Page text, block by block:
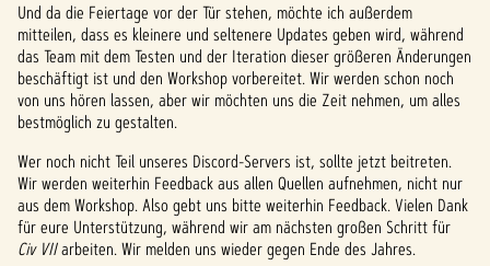
Und da die Feiertage vor der Tür stehen, möchte ich außerdem
mitteilen, dass es kleinere und seltenere Updates geben wird, während
das Team mit dem Testen und der Iteration dieser größeren Änderungen
beschäftigt ist und den Workshop vorbereitet. Wir werden schon noch
von uns hören lassen, aber wir möchten uns die Zeit nehmen, um alles
bestmöglich zu gestalten.
Wer noch nicht Teil unseres Discord-Servers ist, sollte jetzt beitreten.
Wir werden weiterhin Feedback aus allen Quellen aufnehmen, nicht nur
aus dem Workshop. Also gebt uns bitte weiterhin Feedback. Vielen Dank
für eure Unterstützung, während wir am nächsten großen Schritt für
Civ VIIarbeiten. Wir melden uns wieder gegen Ende des Jahres.